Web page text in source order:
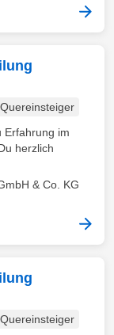
Quereinsteiger
Erfahrung im
herzlich
& Co. KG
Quereinsteiger